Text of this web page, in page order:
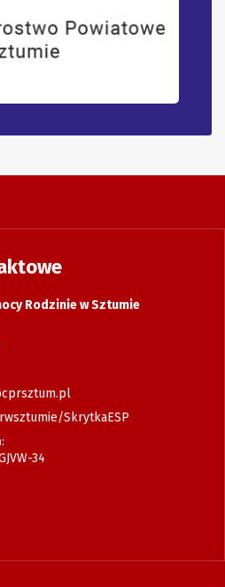
Rodzinie w Sztumie
SkrytkaESP
34